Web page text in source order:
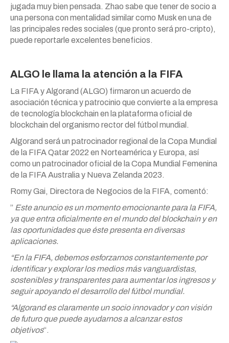
jugada muy bien pensada. Zhao sabe que tener de socio a
una persona con mentalidad similar como Musk en una de
las principales redes sociales (que pronto será pro-cripto),
puede reportarle excelentes beneficios.
ALGO le llama la atención a la FIFA
La FIFA y Algorand (ALGO) firmaron un acuerdo de
asociación técnica y patrocinio que convierte a la empresa
de tecnología blockchain en la plataforma oficial de
blockchain del organismo rector del fútbol mundial.
Algorand será un patrocinador regional de la Copa Mundial
de la FIFA Qatar 2022 en Norteamérica y Europa, así
como un patrocinador oficial de la Copa Mundial Femenina
de la FIFA Australia y Nueva Zelanda 2023.
Romy Gai, Directora de Negocios de la FIFA, comentó:
” Este anuncio es un momento emocionante para la FIFA,
ya que entra oficialmente en el mundo del blockchain y en
las oportunidades que éste presenta en diversas
aplicaciones.
“En la FIFA, debemos esforzarnos constantemente por
identificar y explorar los medios más vanguardistas,
sostenibles y transparentes para aumentar los ingresos y
seguir apoyando el desarrollo del fútbol mundial.
“Algorand es claramente un socio innovador y con visión
de futuro que puede ayudarnos a alcanzar estos
objetivos“.